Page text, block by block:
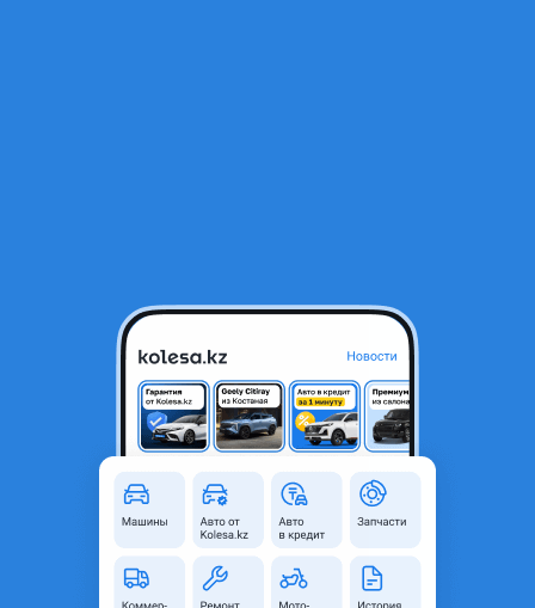
Алматы, Алматинская
область
Б/y